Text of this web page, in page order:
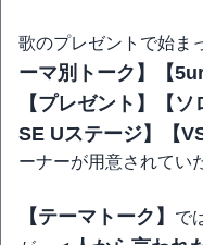
歌のプレゼントで始ま
ーマ別トーク】【
【プレゼント】【
SE Uステージ】【
ーナーが用意されてい
【テーマトーク】
で